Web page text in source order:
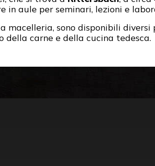
in aule per seminari, lezioni e
macelleria, sono disponibili
della carne e della cucina tedesca.